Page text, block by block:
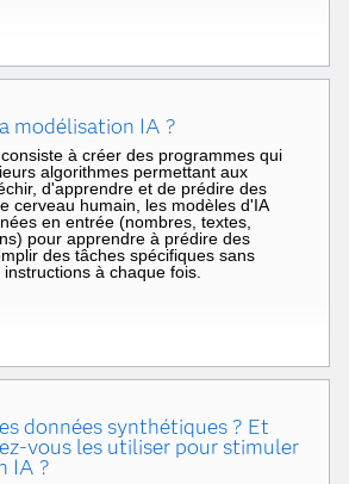
modélisation IA ?
à créer des programmes qui
algorithmes permettant aux
d'apprendre et de prédire des
cerveau humain, les modèles d'IA
en entrée (nombres, textes,
pour apprendre à prédire des
des tâches spécifiques sans
à chaque fois.
données synthétiques ? Et
vous les utiliser pour stimuler
IA ?